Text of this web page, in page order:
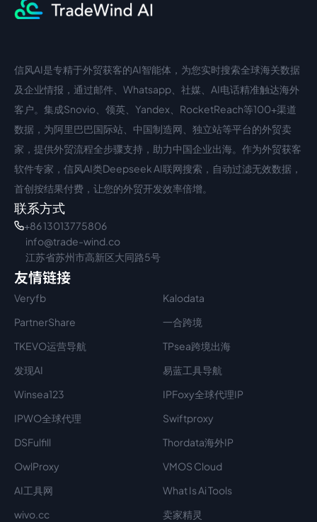
中文入口
信风AI是专精于外贸获客的AI智能体，为您实时搜索全球海关数据
及企业情报，通过邮件、Whatsapp、社媒、AI电话精准触达海外
客户。集成Snovio、领英、Yandex、RocketReach等100+渠道
数据，为阿里巴巴国际站、中国制造网、独立站等平台的外贸卖
家，提供外贸流程全步骤支持，助力中国企业出海。作为外贸获客
软件专家，信风AI类Deepseek AI联网搜索，自动过滤无效数据，
首创按结果付费，让您的外贸开发效率倍增。
联系方式
+86 13013775806
info@trade-wind.co
江苏省苏州市高新区大同路5号
友情链接
Veryfb
Kalodata
PartnerShare
一合跨境
TKEVO运营导航
TPsea跨境出海
发现AI
易蓝工具导航
Winsea123
IPFoxy全球代理IP
IPWO全球代理
Swiftproxy
DSFulfill
Thordata海外IP
OwlProxy
VMOS Cloud
AI工具网
What Is Ai Tools
wivo.cc
卖家精灵